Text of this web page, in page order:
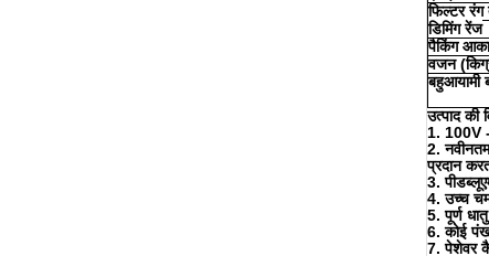
फिल्टर रंग
डिमिंग रेंज
पैकिंग
वजन
बहुआयामी
उत्पाद की
1. 100V
2.
प्रदान
3.
4. उच्च
5. पूर्ण
6. कोई
7. पेशेवर